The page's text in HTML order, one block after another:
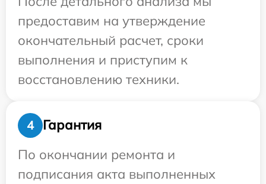
предоставим на утверждение
окончательный расчет, сроки
выполнения и приступим к
восстановлению техники.
4
Гарантия
По окончании ремонта и
подписания акта выполненных